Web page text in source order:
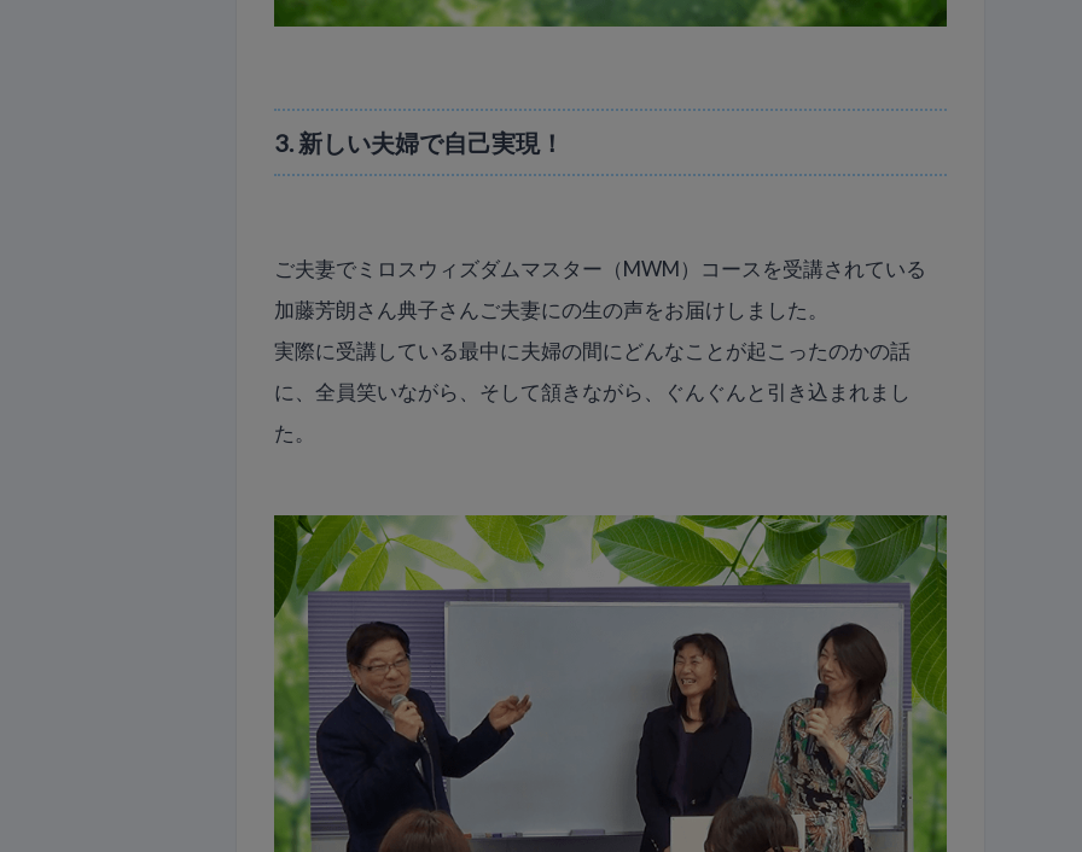
3. 新しい夫婦で自己実現！
ご夫妻でミロスウィズダムマスター（MWM）コースを受講されている
加藤芳朗さん典子さんご夫妻にの生の声をお届けしました。
実際に受講している最中に夫婦の間にどんなことが起こったのかの話
に、全員笑いながら、そして頷きながら、ぐんぐんと引き込まれまし
た。